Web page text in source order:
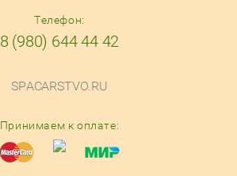
Телефон:
8 (980) 644 44 42
SPACARSTVO.RU
Принимаем к оплате: